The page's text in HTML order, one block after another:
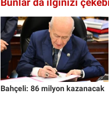
Bahçeli: 86 milyon kazanacak